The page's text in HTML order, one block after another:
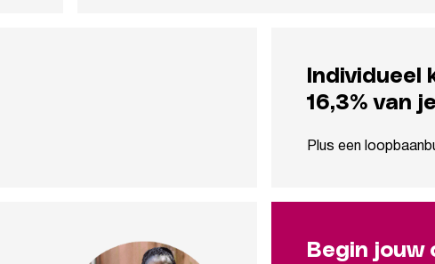
Individueel
16,3% van
Plus een
Begin jouw